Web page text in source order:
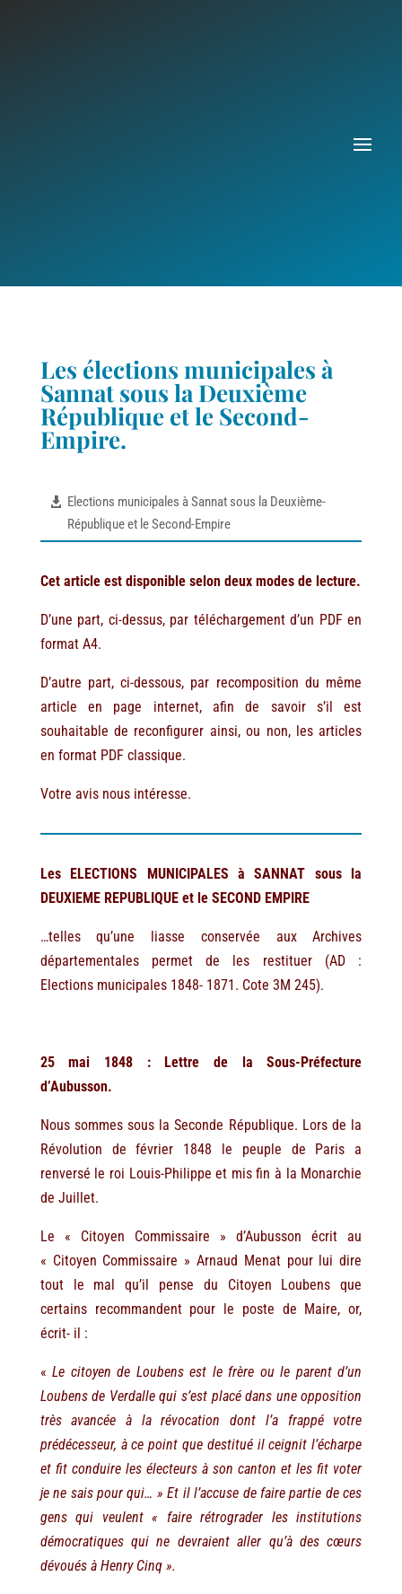
Les élections municipales à
Sannat sous la Deuxième
République et le Second-
Empire.
Elections municipales à Sannat sous la Deuxième-
République et le Second-Empire
Cet article est disponible selon deux modes de lecture.
D’une part, ci-dessus, par téléchargement d’un PDF en
format A4.
D’autre part, ci-dessous, par recomposition du même
article en page internet, afin de savoir s’il est
souhaitable de reconfigurer ainsi, ou non, les articles
en format PDF classique.
Votre avis nous intéresse.
Les ELECTIONS MUNICIPALES à SANNAT sous la
DEUXIEME REPUBLIQUE et le SECOND EMPIRE
…telles qu’une liasse conservée aux Archives
départementales permet de les restituer (AD :
Elections municipales 1848- 1871. Cote 3M 245).
25 mai 1848 : Lettre de la Sous-Préfecture
d’Aubusson.
Nous sommes sous la Seconde République. Lors de la
Révolution de février 1848 le peuple de Paris a
renversé le roi Louis-Philippe et mis fin à la Monarchie
de Juillet.
Le « Citoyen Commissaire » d’Aubusson écrit au
« Citoyen Commissaire » Arnaud Menat pour lui dire
tout le mal qu’il pense du Citoyen Loubens que
certains recommandent pour le poste de Maire, or,
écrit- il :
«Le citoyen de Loubens est le frère ou le parent d’un
Loubens de Verdalle qui s’est placé dans une opposition
très avancée à la révocation dont l’a frappé votre
prédécesseur, à ce point que destitué il ceignit l’écharpe
et fit conduire les électeurs à son canton et les fit voter
je ne sais pour qui… » Et il l’accuse de faire partie de ces
gens qui veulent « faire rétrograder les institutions
démocratiques qui ne devraient aller qu’à des cœurs
dévoués à Henry Cinq ».